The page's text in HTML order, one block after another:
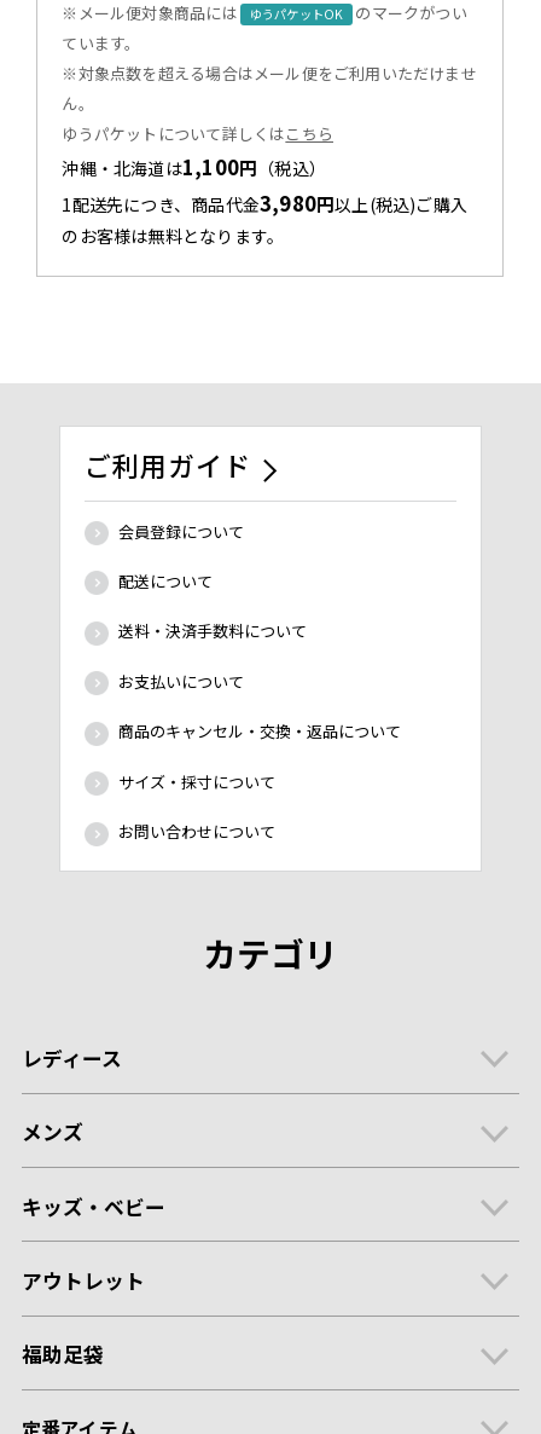
※メール便対象商品には ゆうパケットOK
のマークがつい
ています。
※対象点数を超える場合はメール便をご利用いただけませ
ん。
ゆうパケットについて詳しくはこちら
沖縄・北海道は1,100円 （税込）
1配送先につき、商品代金3,980円以上(税込)ご購入
のお客様は無料となります。
ご利用ガイド
会員登録について
配送について
送料・決済手数料について
お支払いについて
商品のキャンセル・交換・返品について
サイズ・採寸について
お問い合わせについて
カテゴリ
レディース
メンズ
キッズ・ベビー
アウトレット
福助足袋
定番アイテム